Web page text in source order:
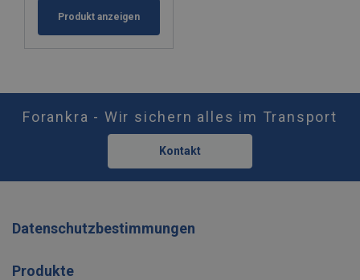
Produkt anzeigen
Forankra - Wir sichern alles im Transport
Kontakt
Datenschutzbestimmungen
Produkte